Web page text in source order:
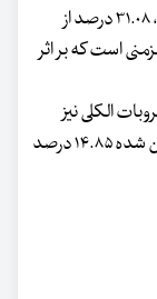
بیماری‌های قلبی، ۵.۳۷ درصد از بیماری‌های عصبی، ۳۱.۰۸ درصد از
علل مزمنی است که بر اثر
الکلی نیز
اهمیت زیادی دارد؛ به گونه‌ای که در این گزارش بیان شده‌ ۱۴.۸۵ درصد